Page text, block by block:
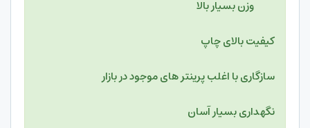
وزن بسیار بالا
کیفیت بالای چاپ
سازگاری با اغلب پرینتر های موجود در بازار
نگهداری بسیار آسان